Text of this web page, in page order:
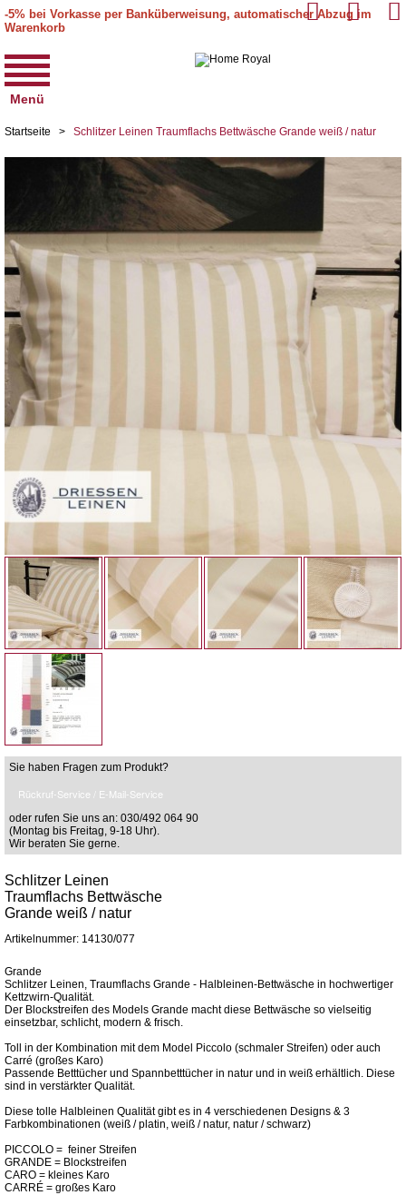
-5% bei Vorkasse per Banküberweisung, automatischer Abzug im
Warenkorb
Menü
Startseite > Schlitzer Leinen Traumflachs Bettwäsche Grande weiß / natur
Sie haben Fragen zum Produkt?
Rückruf-Service / E-Mail-Service
oder rufen Sie uns an: 030/492 064 90
(Montag bis Freitag, 9-18 Uhr).
Wir beraten Sie gerne.
Schlitzer Leinen
Traumflachs Bettwäsche
Grande weiß / natur
Artikelnummer: 14130/077
Grande
Schlitzer Leinen, Traumflachs Grande - Halbleinen-Bettwäsche in hochwertiger
Kettzwirn-Qualität.
Der Blockstreifen des Models Grande macht diese Bettwäsche so vielseitig
einsetzbar, schlicht, modern & frisch.
Toll in der Kombination mit dem Model Piccolo (schmaler Streifen) oder auch
Carré (großes Karo)
Passende Betttücher und Spannbetttücher in natur und in weiß erhältlich. Diese
sind in verstärkter Qualität.
Diese tolle Halbleinen Qualität gibt es in 4 verschiedenen Designs & 3
Farbkombinationen (weiß / platin, weiß / natur, natur / schwarz)
PICCOLO = feiner Streifen
GRANDE = Blockstreifen
CARO = kleines Karo
CARRÉ = großes Karo